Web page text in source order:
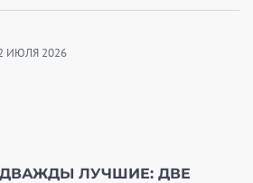
ИЮЛЯ 2026
ДВАЖДЫ ЛУЧШИЕ: ДВЕ